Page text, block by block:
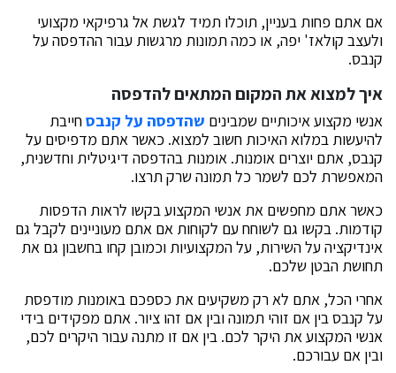
אם אתם פחות בעניין, תוכלו תמיד לגשת אל גרפיקאי מקצועי
ולעצב קולאז' יפה, או כמה תמונות מרגשות עבור ההדפסה על
קנבס.
איך למצוא את המקום המתאים להדפסה
אנשי מקצוע איכותיים שמבינים שהדפסה על קנבסחייבת
להיעשות במלוא האיכות חשוב למצוא. כאשר אתם מדפיסים על
קנבס, אתם יוצרים אומנות. אומנות בהדפסה דיגיטלית וחדשנית,
המאפשרת לכם לשמר כל תמונה שרק תרצו.
כאשר אתם מחפשים את אנשי המקצוע בקשו לראות הדפסות
קודמות. בקשו גם לשוחח עם לקוחות אם אתם מעוניינים לקבל גם
אינדיקציה על השירות, על המקצועיות וכמובן קחו בחשבון גם את
תחושת הבטן שלכם.
אחרי הכל, אתם לא רק משקיעים את כספכם באומנות מודפסת
על קנבס בין אם זוהי תמונה ובין אם זהו ציור. אתם מפקידים בידי
אנשי המקצוע את היקר לכם. בין אם זו מתנה עבור היקרים לכם,
ובין אם עבורכם.